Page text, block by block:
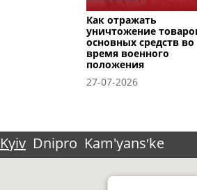
Как отражать
уничтожение
основных средств во
время военного
положения
27-07-2026
Kyiv Dnipro Kam'yansʹke